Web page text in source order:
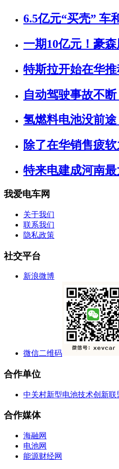
6.5亿元“买壳” 车
一期10亿元！豪
特斯拉开始在华
自动驾驶事故不
氢燃料电池没前
除了在华销售疲
特来电建成河南
我爱电车网
关于我们
联系我们
隐私政策
社交平台
新浪微博
微信二维码
合作单位
中关村新型电池技术创新联
合作媒体
海融网
电池网
能源财经网